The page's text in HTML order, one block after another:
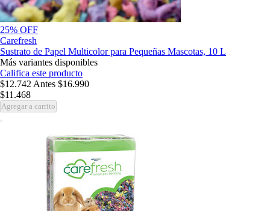
25% OFF
Carefresh
Sustrato de Papel Multicolor para Pequeñas Mascotas, 10 L
Más variantes disponibles
Califica este producto
$12.742 Antes $16.990
$11.468
Agregar a carrito